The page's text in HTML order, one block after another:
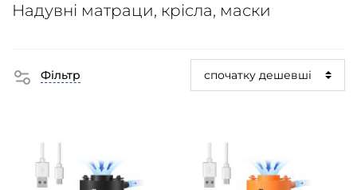
Надувні матраци, крісла, маски
Фільтр